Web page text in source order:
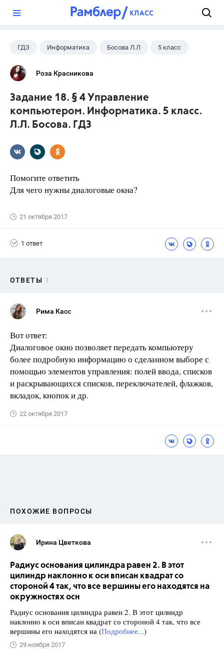
ГДЗ Информатика Босова Л.Л 5 класс
Роза Красникова
Задание 18. § 4 Управление
компьютером. Информатика. 5 класс.
Л.Л. Босова. ГДЗ
Помогите ответить
Для чего нужны диалоговые окна?
21 октября 2017
1 ответ
ОТВЕТЫ 1
Рима Касс
Вот ответ:
Диалоговое окно позволяет передать компьютеру
более подробную информацию о сделанном выборе с
помощью элементов управления: полей ввода, списков
и раскрывающихся списков, переключателей, флажков,
вкладок, кнопок и др.
22 октября 2017
ПОХОЖИЕ ВОПРОСЫ
Ирина Цветкова
Радиус основания цилиндра равен 2. В этот
цилиндр наклонно к оси вписан квадрат со
стороной 4 так, что все вершины его находятся на
окружностях осн
Радиус основания цилиндра равен 2. В этот цилиндр
наклонно к оси вписан квадрат со стороной 4 так, что все
вершины его находятся на (Подробнее...)
29 ноября 2017